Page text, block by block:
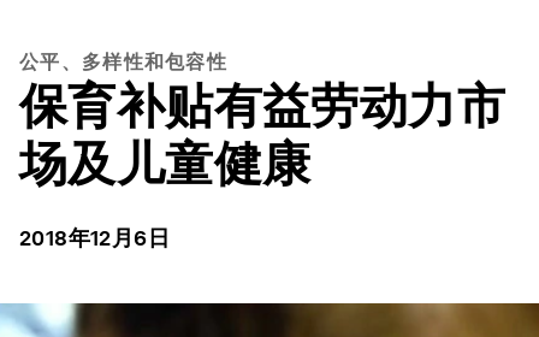
公平、多样性和包容性
保育补贴有益劳动力市
场及儿童健康
2018年12月6日